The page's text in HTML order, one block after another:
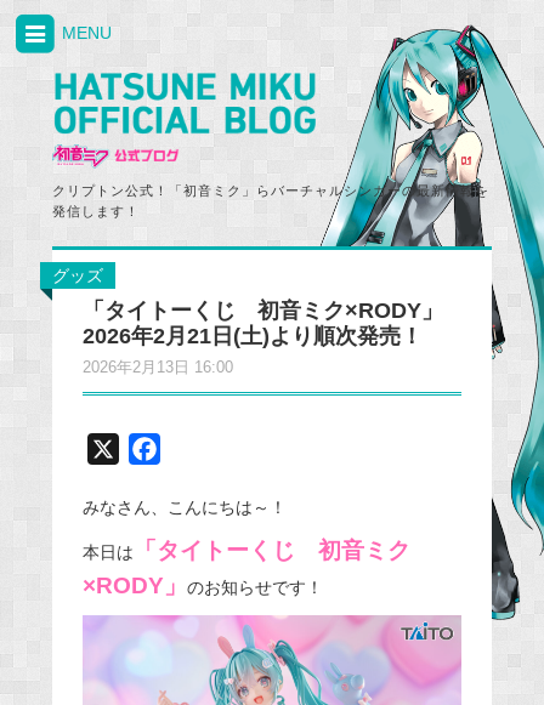
クリプトン公式！「初音ミク」らバーチャルシンガーの最新情報を
発信します！
MENU
グッズ
「タイトーくじ 初音ミク×RODY」
2026年2月21日(土)より順次発売！
2026年2月13日 16:00
c
e
b
o
みなさん、こんにちは～！
本日は
「タイトーくじ 初音ミク
×RODY」
のお知らせです！